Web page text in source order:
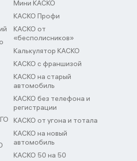
Мини КАСКО
КАСКО Профи
КАСКО от
«бесполисников»
Калькулятор КАСКО
КАСКО с франшизой
КАСКО на старый
автомобиль
КАСКО без телефона и
регистрации
КАСКО от угона и тотала
КАСКО на новый
автомобиль
КАСКО 50 на 50